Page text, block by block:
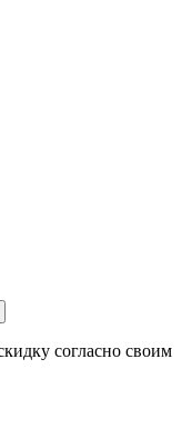
согласно своим